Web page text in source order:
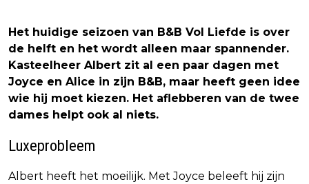
Het huidige seizoen van B&B Vol Liefde is over
de helft en het wordt alleen maar spannender.
Kasteelheer Albert zit al een paar dagen met
Joyce en Alice in zijn B&B, maar heeft geen idee
wie hij moet kiezen. Het aflebberen van de twee
dames helpt ook al niets.
Luxeprobleem
Albert heeft het moeilijk. Met Joyce beleeft hij zijn